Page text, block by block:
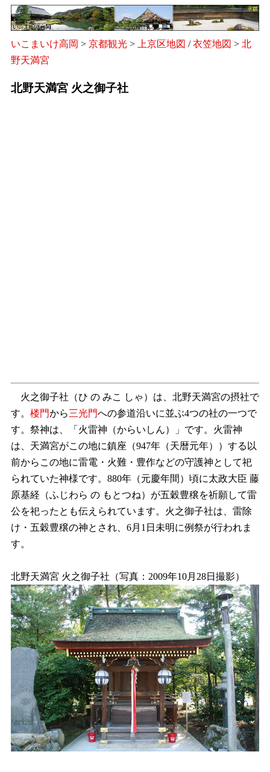
いこまいけ高岡 > 京都観光 > 上京区地図 /衣笠地図 > 北
野天満宮
北野天満宮 火之御子社
火之御子社（ひ の みこ しゃ）は、北野天満宮の摂社で
す。 楼門から三光門への参道沿いに並ぶ4つの社の一つで
す。祭神は、「火雷神（からいしん）」です。火雷神
は、天満宮がこの地に鎮座（947年（天暦元年））する以
前からこの地に雷電・火難・豊作などの守護神として祀
られていた神様です。880年（元慶年間）頃に太政大臣 藤
原基経（ふじわら の もとつね）が五穀豊穣を祈願して雷
公を祀ったとも伝えられています。火之御子社は、雷除
け・五穀豊穣の神とされ、6月1日未明に例祭が行われま
す。
北野天満宮 火之御子社（写真：2009年10月28日撮影）